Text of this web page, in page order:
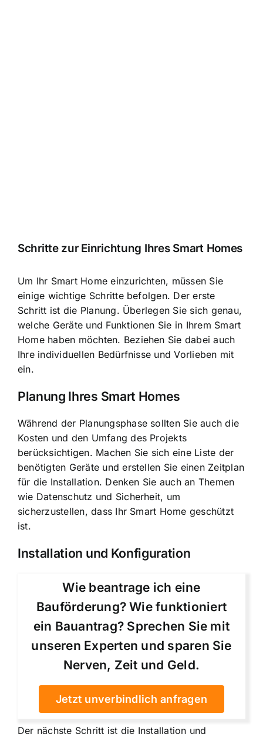
Schritte zur Einrichtung Ihres Smart Homes
Um Ihr Smart Home einzurichten, müssen Sie
einige wichtige Schritte befolgen. Der erste
Schritt ist die Planung. Überlegen Sie sich genau,
welche Geräte und Funktionen Sie in Ihrem Smart
Home haben möchten. Beziehen Sie dabei auch
Ihre individuellen Bedürfnisse und Vorlieben mit
ein.
Planung Ihres Smart Homes
Während der Planungsphase sollten Sie auch die
Kosten und den Umfang des Projekts
berücksichtigen. Machen Sie sich eine Liste der
benötigten Geräte und erstellen Sie einen Zeitplan
für die Installation. Denken Sie auch an Themen
wie Datenschutz und Sicherheit, um
sicherzustellen, dass Ihr Smart Home geschützt
ist.
Installation und Konfiguration
Wie beantrage ich eine
Bauförderung? Wie funktioniert
ein Bauantrag? Sprechen Sie mit
unseren Experten und sparen Sie
Nerven, Zeit und Geld.
Jetzt unverbindlich anfragen
Der nächste Schritt ist die Installation und